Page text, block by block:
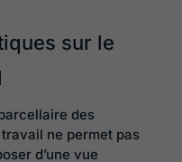
sur le
des
ne permet pas
d’une vue